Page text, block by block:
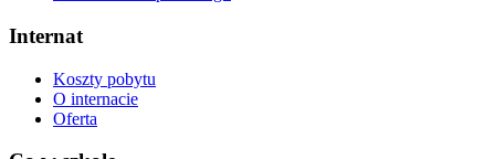
Internat
Koszty pobytu
O internacie
Oferta